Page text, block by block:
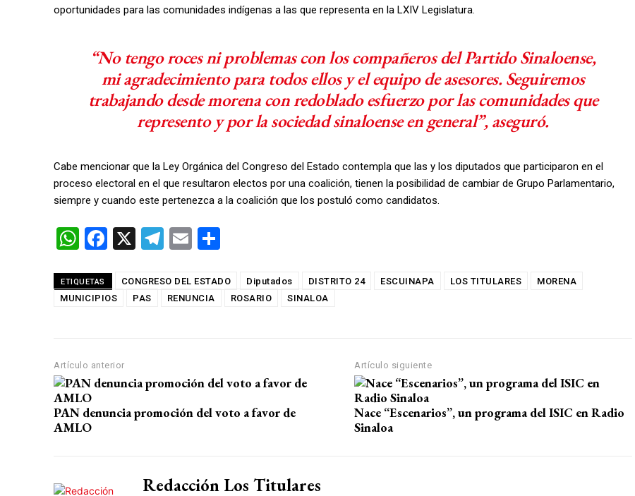
oportunidades para las comunidades indígenas a las que representa en la LXIV Legislatura.
“No tengo roces ni problemas con los compañeros del Partido Sinaloense,
mi agradecimiento para todos ellos y el equipo de asesores. Seguiremos
trabajando desde morena con redoblado esfuerzo por las comunidades que
represento y por la sociedad sinaloense en general”, aseguró.
Cabe mencionar que la Ley Orgánica del Congreso del Estado contempla que las y los diputados que participaron en el
proceso electoral en el que resultaron electos por una coalición, tienen la posibilidad de cambiar de Grupo Parlamentario,
siempre y cuando este pertenezca a la coalición que los postuló como candidatos.
W
at
s
p
F
ce
b
k
X
T
e
gr
E
ail m
p
ETIQUETAS CONGRESO DEL ESTADO Diputados DISTRITO 24 ESCUINAPA LOS TITULARES
MORENA
MUNICIPIOS
PAS RENUNCIA ROSARIO SINALOA
Artículo anterior
PAN denuncia promoción del voto a favor de
AMLO
Artículo siguiente
Nace “Escenarios”, un programa del ISIC en Radio
Sinaloa
Redacción Los Titulares